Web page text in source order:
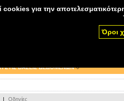
ΣΤΙΣ ΒΑΣΕΙΣ ΔΕΔΟΜΕΝΩΝ
| Οδηγίες
για την
Όροι